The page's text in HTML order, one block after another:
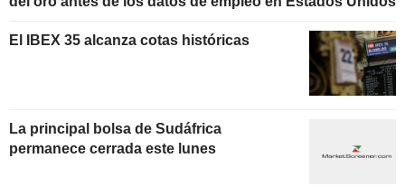
El IBEX 35 alcanza cotas históricas
La principal bolsa de Sudáfrica
permanece cerrada este lunes